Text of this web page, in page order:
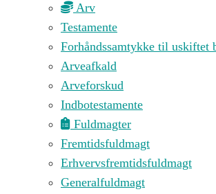
Arv
Testamente
Forhåndssamtykke til uskiftet
Arveafkald
Arveforskud
Indbotestamente
Fuldmagter
Fremtidsfuldmagt
Erhvervsfremtidsfuldmagt
Generalfuldmagt